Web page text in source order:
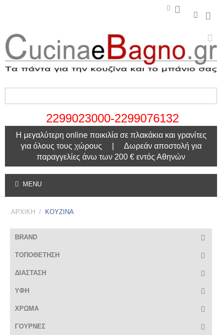
2299023000-2299076132
Η μεγαλύτερη online ποικιλία σε πλακάκια και γρανίτες
για όλους τους χώρους | Δωρεάν αποστολή για
παραγγελίες άνω των 200 € εντός Αθηνών
MENU
ΑΡΧΙΚΗ / ΚΟΥΖΙΝΑ
BRAND
ΤΟΠΟΘΕΤΗΣΗ
ΔΙΑΣΤΑΣΗ
ΥΦΗ
ΧΡΩΜΑ
ΓΟΥΡΝΕΣ